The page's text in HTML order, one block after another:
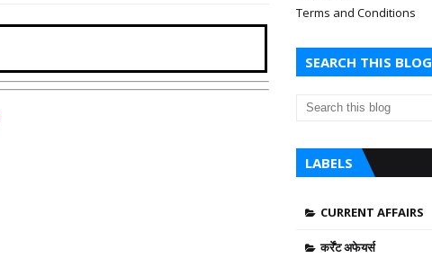
Terms and Conditions
SEARCH THIS BLOG
LABELS
CURRENT AFFAIRS
कर्रेंट अफेयर्स